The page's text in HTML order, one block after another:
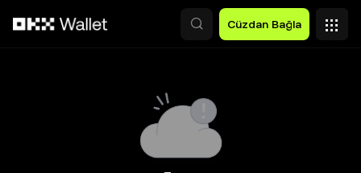
Cüzdan Bağla